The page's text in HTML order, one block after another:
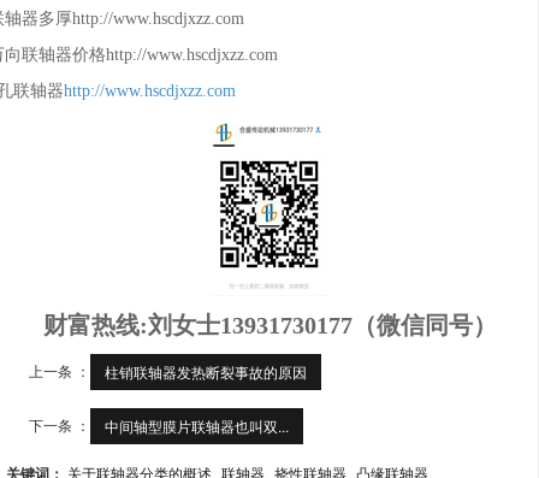
轴器多厚http://www.hscdjxzz.com
向联轴器价格http://www.hscdjxzz.com
联轴器http://www.hscdjxzz.com
财富热线:刘女士13931730177（微信同号）
上一条 ： 柱销联轴器发热断裂事故的原因
下一条 ： 中间轴型膜片联轴器也叫双...
关键词： 关于联轴器分类的概述 联轴器 挠性联轴器 凸缘联轴器